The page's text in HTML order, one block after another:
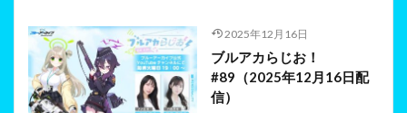
2025年12月16日
ブルアカらじお！
#89（2025年12月16日配
信）